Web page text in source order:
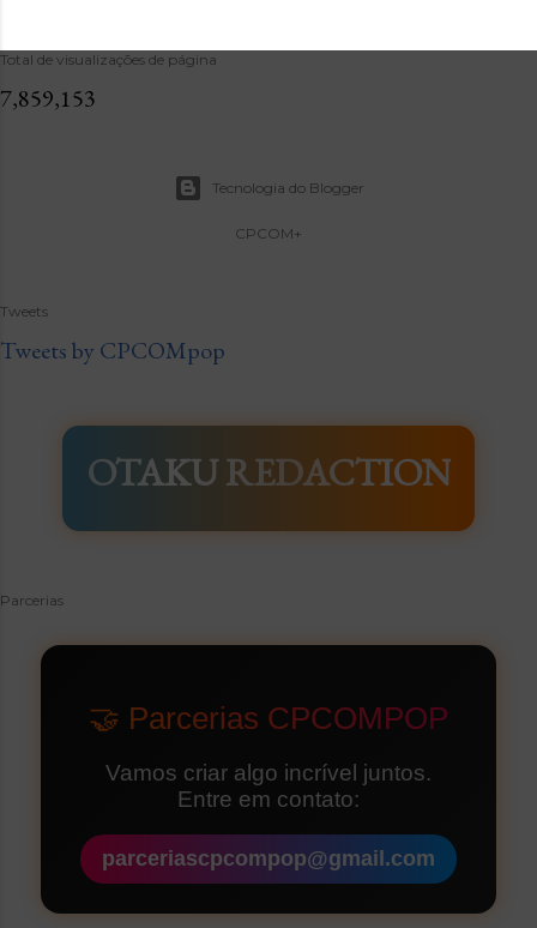
Total de visualizações de página
7,859,153
Tecnologia do Blogger
CPCOM+
Tweets
Tweets by CPCOMpop
OTAKU REDACTION
Parcerias
🤝 Parcerias CPCOMPOP
Vamos criar algo incrível juntos.
Entre em contato:
parceriascpcompop@gmail.com